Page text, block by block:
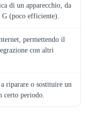
di un apparecchio, da
(poco efficiente).
permettendo il
con altri
riparare o sostituire un
certo periodo.